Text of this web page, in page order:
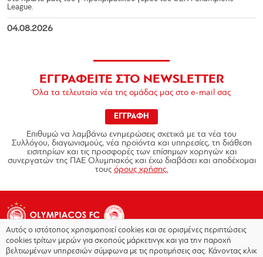
League.
04.08.2026
ΕΓΓΡΑΦΕΙΤΕ ΣΤΟ NEWSLETTER
Όλα τα τελευταία νέα της ομάδας μας στο e-mail σας
ΕΓΓΡΑΦΗ
Επιθυμώ να λαμβάνω ενημερώσεις σχετικά με τα νέα του
Συλλόγου, διαγωνισμούς, νέα προϊόντα και υπηρεσίες, τη διάθεση
εισιτηρίων και τις προσφορές των επίσημων χορηγών και
συνεργατών της ΠΑΕ Ολυμπιακός και έχω διαβάσει και αποδέχομαι
τους όρους χρήσης.
Αυτός ο ιστότοπος χρησιμοποιεί cookies και σε ορισμένες περιπτώσεις
cookies τρίτων μερών για σκοπούς μάρκετινγκ και για την παροχή
βελτιωμένων υπηρεσιών σύμφωνα με τις προτιμήσεις σας. Κάνοντας κλικ